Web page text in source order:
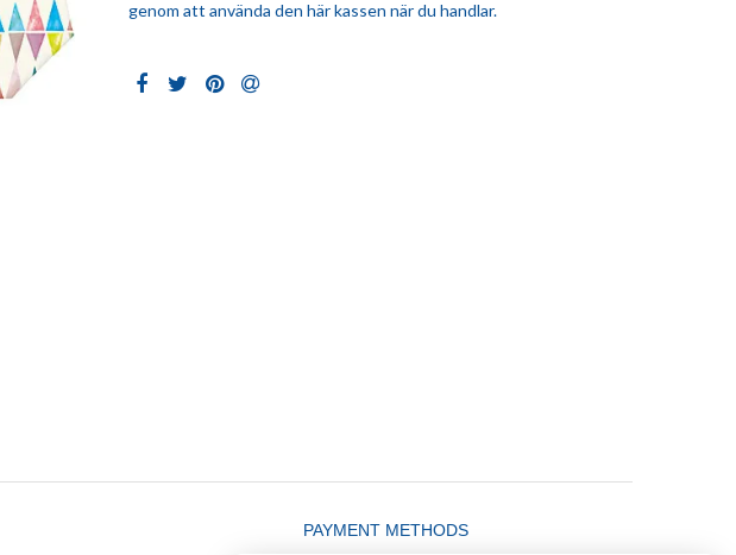
genom att använda den här kassen när du handlar.
PAYMENT METHODS